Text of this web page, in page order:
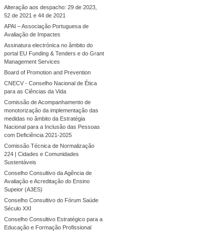
Alteração aos despacho: 29 de 2023,
52 de 2021 e 44 de 2021
APAI – Associação Portuguesa de
Avaliação de Impactes
Assinatura electrónica no âmbito do
portal EU Funding & Tenders e do Grant
Management Services
Board of Promotion and Prevention
CNECV - Conselho Nacional de Ética
para as Ciências da Vida
Comissão de Acompanhamento de
monotorização da implementação das
medidas no âmbito da Estratégia
Nacional para a Inclusão das Pessoas
com Deficiência 2021-2025
Comissão Técnica de Normalização
224 | Cidades e Comunidades
Sustentáveis
Conselho Consultivo da Agência de
Avaliação e Acreditação do Ensino
Supeior (A3ES)
Conselho Consultivo do Fórum Saúde
Século XXI
Conselho Consultivo Estratégico para a
Educação e Formação Profissional